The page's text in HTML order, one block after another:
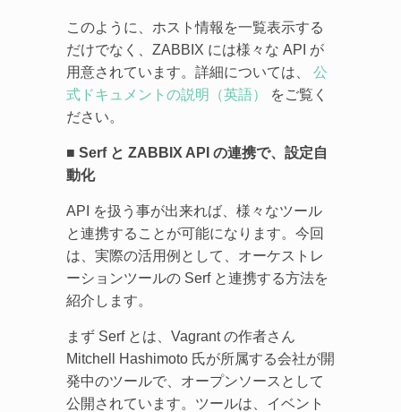
このように、ホスト情報を一覧表示する
だけでなく、ZABBIX には様々な API が
用意されています。詳細については、
公
式ドキュメントの説明（英語）
をご覧く
ださい。
■ Serf と ZABBIX API の連携で、設定自
動化
API を扱う事が出来れば、様々なツール
と連携することが可能になります。今回
は、実際の活用例として、オーケストレ
ーションツールの Serf と連携する方法を
紹介します。
まず Serf とは、Vagrant の作者さん
Mitchell Hashimoto 氏が所属する会社が開
発中のツールで、オープンソースとして
公開されています。ツールは、イベント